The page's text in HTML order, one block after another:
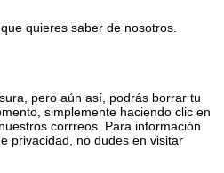
quieres saber de nosotros.
pero aún así, podrás borrar tu
simplemente haciendo clic en
corrreos. Para información
privacidad, no dudes en visitar